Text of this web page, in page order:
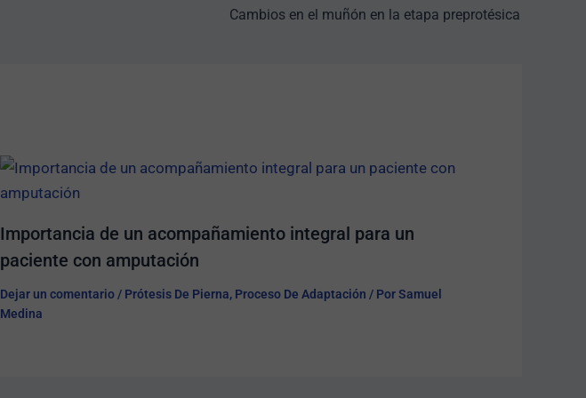
Cambios en el muñón en la etapa preprotésica
Importancia de un acompañamiento integral para un
paciente con amputación
Dejar un comentario / Prótesis De Pierna, Proceso De Adaptación / PorSamuel
Medina